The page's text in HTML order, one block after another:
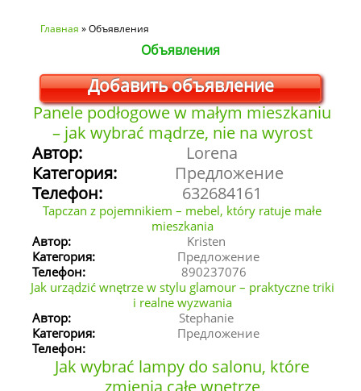
Вы здесь
Главная » Объявления
Объявления
Добавить объявление
Panele podłogowe w małym mieszkaniu
– jak wybrać mądrze, nie na wyrost
Автор:
Lorena
Категория:
Предложение
Телефон:
632684161
Tapczan z pojemnikiem – mebel, który ratuje małe
mieszkania
Автор:
Kristen
Категория:
Предложение
Телефон:
890237076
Jak urządzić wnętrze w stylu glamour – praktyczne triki
i realne wyzwania
Автор:
Stephanie
Категория:
Предложение
Телефон:
Jak wybrać lampy do salonu, które
zmienią całe wnętrze